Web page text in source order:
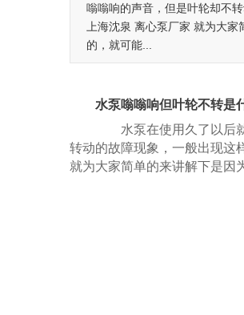
嗡嗡响的声音，但是叶轮却不
上海沈泉 离心泵厂家 就为大家
的，就可能...
水泵嗡嗡响但叶轮不转是
水泵在使用久了以后就
转动的故障现象，一般出现这
就为大家简单的来讲解下是因